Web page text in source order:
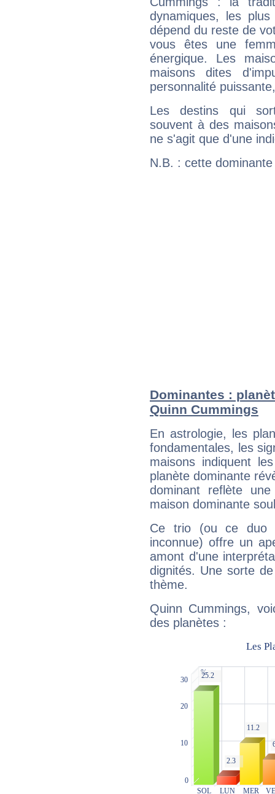
dynamiques, les
dépend du reste de
vous êtes une
énergique. Les
maisons dites
personnalité
Les destins qui
souvent à des
ne s'agit que d'une
N.B. : cette
Dominantes :
Quinn Cummings
En astrologie, les
fondamentales, les
maisons indiquent
planète dominante
dominant reflète
maison dominante
Ce trio (ou ce duo
inconnue) offre un
amont d'une
dignités. Une sorte
thème.
Quinn Cummings,
des planètes :